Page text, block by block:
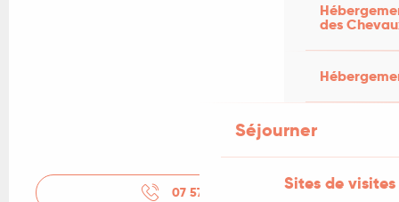
des
Séjourner
Sites de visites
07 57 18 27